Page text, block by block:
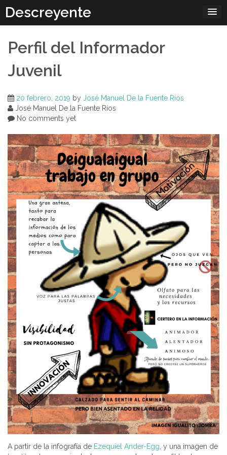
content
Descreyente
Perfil del Informador
Juvenil
20 febrero, 2019 by José Manuel De la Fuente Ríos
José Manuel De la Fuente Ríos
No comments yet
A partir de la infografía de Ezequiel Ander-Egg , y una imagen de